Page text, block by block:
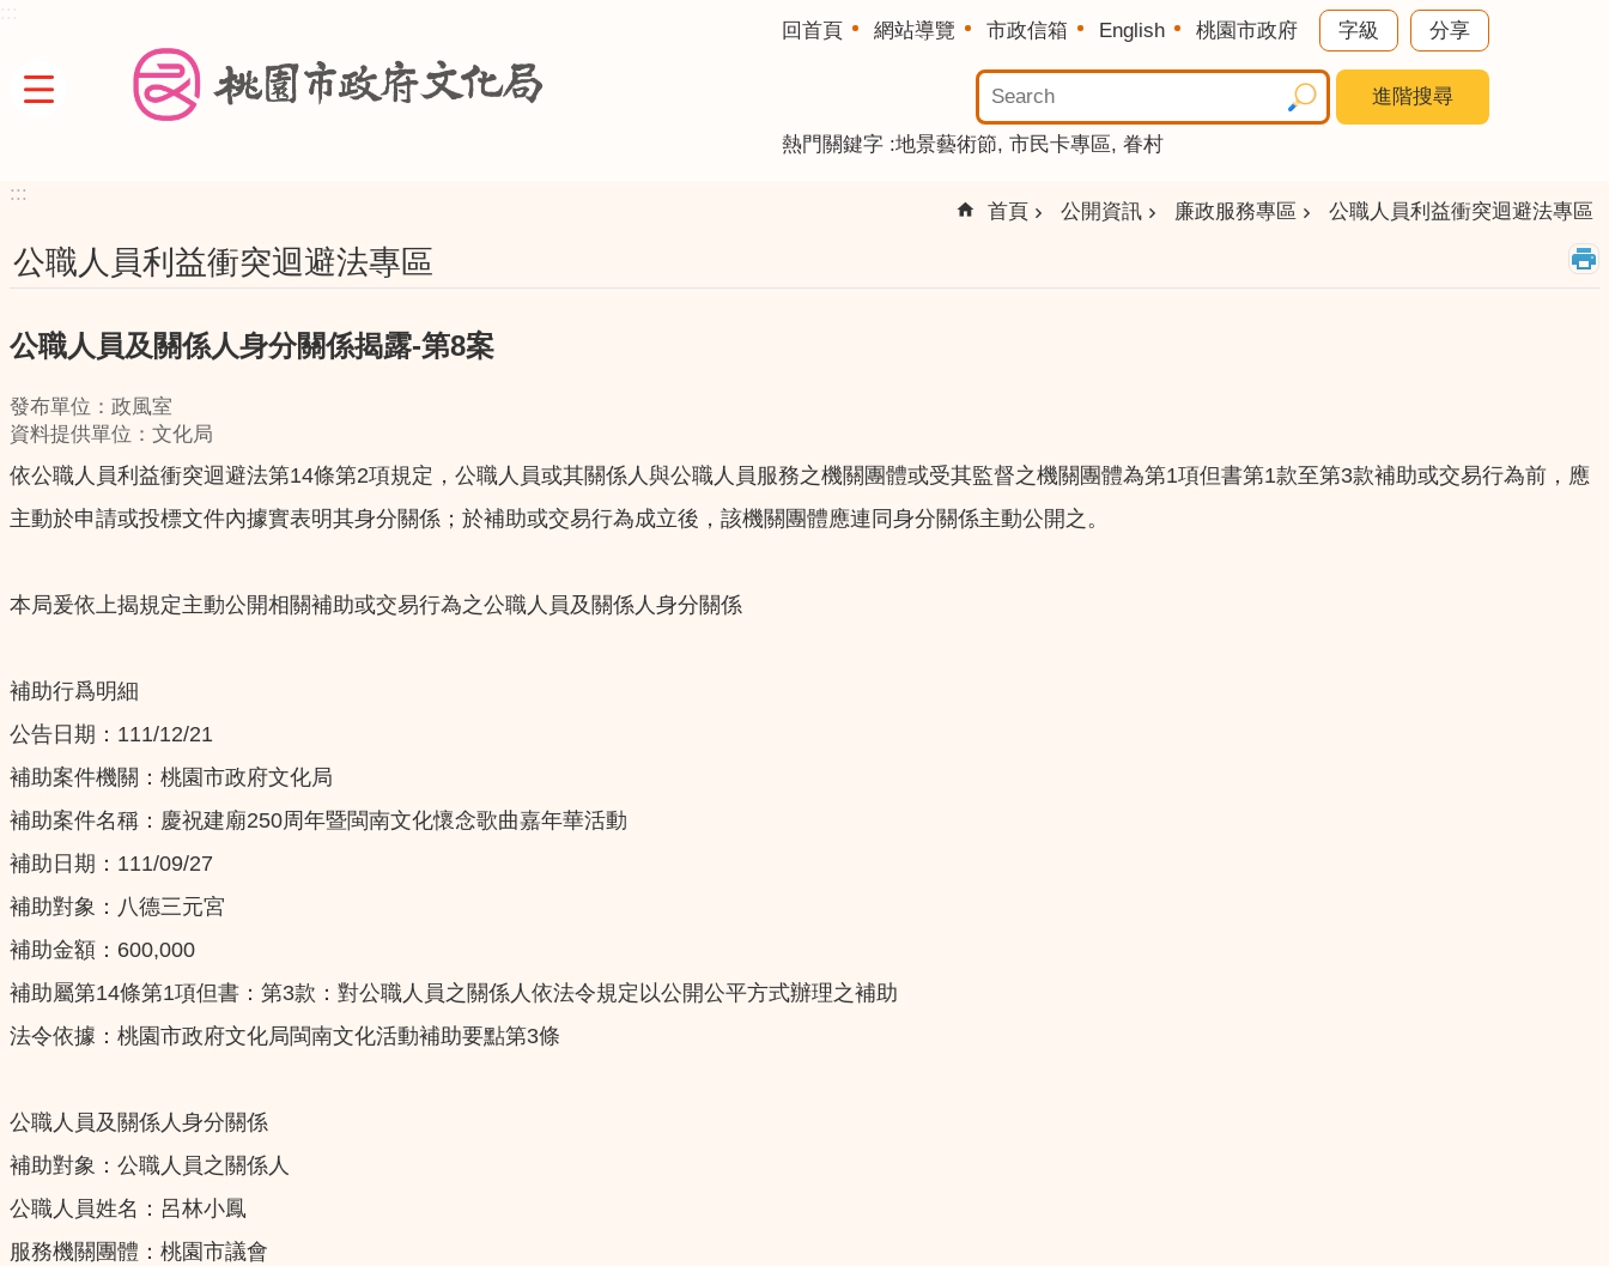
回首頁 網站導覽 市政信箱 English 桃園市政府 字級 分享
進階搜尋
熱門關鍵字 地景藝術節 市民卡專區 眷村
:::
首頁 公開資訊 廉政服務專區 公職人員利益衝突迴避法專區
公職人員利益衝突迴避法專區
公職人員及關係人身分關係揭露-第8案
發布單位：政風室
資料提供單位：文化局
依公職人員利益衝突迴避法第14條第2項規定，公職人員或其關係人與公職人員服務之機關團體或受其監督之機關團體為第1項但書第1款至第3款補助或交易行為前，應
主動於申請或投標文件內據實表明其身分關係；於補助或交易行為成立後，該機關團體應連同身分關係主動公開之。
本局爰依上揭規定主動公開相關補助或交易行為之公職人員及關係人身分關係
補助行爲明細
公告日期：111/12/21
補助案件機關：桃園市政府文化局
補助案件名稱：慶祝建廟250周年暨閩南文化懷念歌曲嘉年華活動
補助日期：111/09/27
補助對象：八德三元宮
補助金額：600,000
補助屬第14條第1項但書：第3款：對公職人員之關係人依法令規定以公開公平方式辦理之補助
法令依據：桃園市政府文化局閩南文化活動補助要點第3條
公職人員及關係人身分關係
補助對象：公職人員之關係人
公職人員姓名：呂林小鳳
服務機關團體：桃園市議會